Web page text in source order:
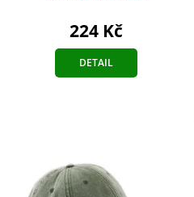
224 Kč
DETAIL